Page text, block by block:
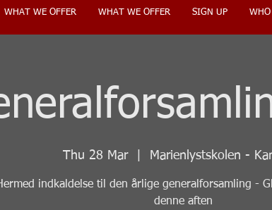
WHAT WE OFFER WHAT WE OFFER SIGN UP WHO
Thu 28 Mar
  |
Marienlystskolen -
indkaldelse til den årlige generalforsamling -
denne aften